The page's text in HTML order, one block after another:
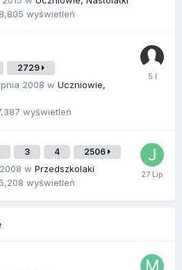
wyświetleń
2729
2008 w Uczniowie,
wyświetleń
3 4 2506
w Przedszkolaki
wyświetleń